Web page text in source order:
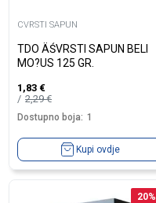
CVRSTI SAPUN
TDO ÄŚVRSTI SAPUN BELI
MO?US 125 GR.
1,83 €
2,29€
Dostupno boja: 1
Kupi ovdje
20%